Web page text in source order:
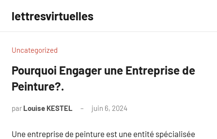
contenu
lettresvirtuelles
Uncategorized
Pourquoi Engager une Entreprise de
Peinture?.
par Louise KESTEL juin 6, 2024
Une entreprise de peinture est une entité spécialisée